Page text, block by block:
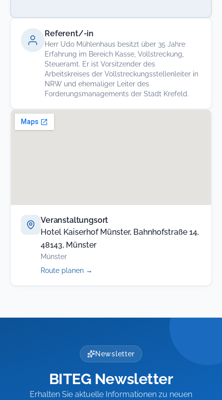
Referent/-in
Herr Udo Mühlenhaus besitzt über 35 Jahre
Erfahrung im Bereich Kasse, Vollstreckung,
Steueramt. Er ist Vorsitzender des
Arbeitskreises der Vollstreckungsstellenleiter in
NRW und ehemaliger Leiter des
Forderungsmanagements der Stadt Krefeld.
Veranstaltungsort
Hotel Kaiserhof Münster, Bahnhofstraße 14,
48143, Münster
Münster
Route planen →
Newsletter
BITEG Newsletter
Erhalten Sie aktuelle Informationen zu neuen